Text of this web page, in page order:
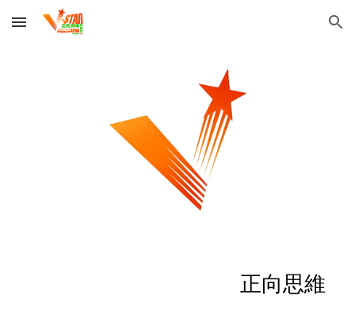
Skip to main content Skip to navigation
正向思維